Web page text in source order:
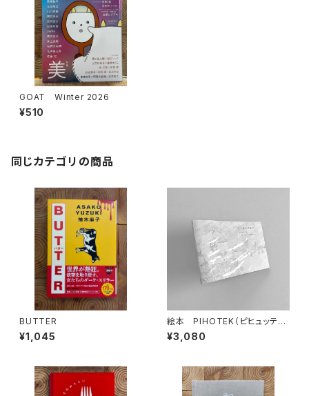
GOAT Winter 2026
¥510
同じカテゴリの商品
BUTTER
¥1,045
絵本 PIHOTEK（ピヒュッティ）
北極を風と歩く
¥3,080